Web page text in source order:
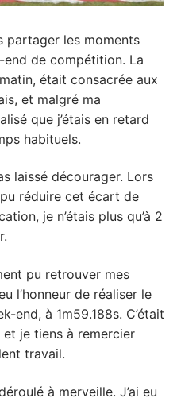
partager les moments
de compétition. La
était consacrée aux
et malgré ma
que j’étais en retard
habituels.
laissé décourager. Lors
réduire cet écart de
je n’étais plus qu’à 2
pu retrouver mes
l’honneur de réaliser le
end, à 1m59.188s. C’était
je tiens à remercier
travail.
à merveille. J’ai eu